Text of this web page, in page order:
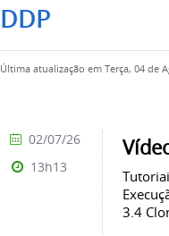
DDP
Última atualização em Terça, 04 de
3.4
02/07/26
13h13